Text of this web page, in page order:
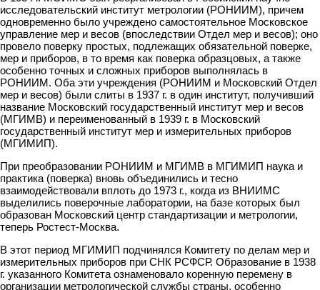
исследовательский институт метрологии (РОНИИМ), причем
одновременно было учреждено самостоятельное Московское
управление мер и весов (впоследствии Отдел мер и весов); оно
провело поверку простых, подлежащих обязательной поверке,
мер и приборов, в то время как поверка образцовых, а также
особенно точных и сложных приборов выполнялась в
РОНИИМ. Оба эти учреждения (РОНИИМ и Московский Отдел
мер и весов) были слиты в 1937 г. в один институт, получивший
название Московский государственный институт мер и весов
(МГИМВ) и переименованный в 1939 г. в Московский
государственный институт мер и измерительных приборов
(МГИМИП).
При преобразовании РОНИИМ и МГИМВ в МГИМИП наука и
практика (поверка) вновь объединились и тесно
взаимодействовали вплоть до 1973 г., когда из ВНИИМС
выделились поверочные лаборатории, на базе которых был
образован Московский центр стандартизации и метрологии,
теперь Ростест-Москва.
В этот период МГИМИП подчинялся Комитету по делам мер и
измерительных приборов при СНК РСФСР. Образование в 1938
г. указанного Комитета ознаменовало коренную перемену в
организации метрологической службы страны, особенно